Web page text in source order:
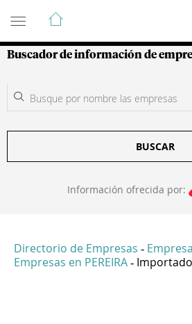
Guía de Empresas
Buscador de información de
BUSCAR
Información ofrecida por:
Directorio de Empresas -
Empresas en PEREIRA -